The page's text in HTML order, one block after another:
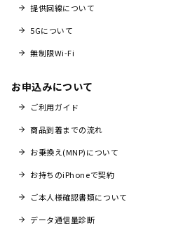
提供回線について
5Gについて
無制限Wi-Fi
お申込みについて
ご利用ガイド
商品到着までの流れ
お乗換え(MNP)について
お持ちのiPhoneで契約
ご本人様確認書類について
データ通信量診断